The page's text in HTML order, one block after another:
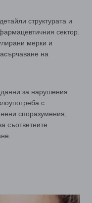
структурата и
сектор.
мерки и
на
за нарушения
с
споразумения,
съответните